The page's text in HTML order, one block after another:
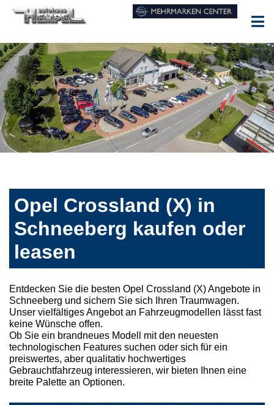
Opel Crossland (X) in
Schneeberg kaufen oder
leasen
Entdecken Sie die besten Opel Crossland (X) Angebote in
Schneeberg und sichern Sie sich Ihren Traumwagen.
Unser vielfältiges Angebot an Fahrzeugmodellen lässt fast
keine Wünsche offen.
Ob Sie ein brandneues Modell mit den neuesten
technologischen Features suchen oder sich für ein
preiswertes, aber qualitativ hochwertiges
Gebrauchtfahrzeug interessieren, wir bieten Ihnen eine
breite Palette an Optionen.